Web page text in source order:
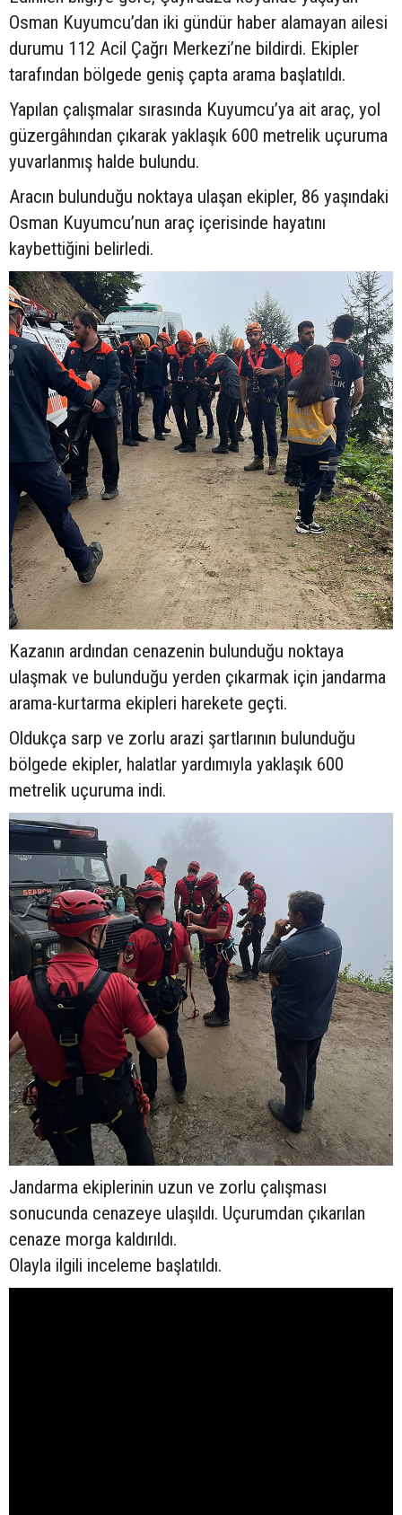
Osman Kuyumcu’dan iki gündür haber alamayan ailesi
durumu 112 Acil Çağrı Merkezi’ne bildirdi. Ekipler
tarafından bölgede geniş çapta arama başlatıldı.
Yapılan çalışmalar sırasında Kuyumcu’ya ait araç, yol
güzergâhından çıkarak yaklaşık 600 metrelik uçuruma
yuvarlanmış halde bulundu.
Aracın bulunduğu noktaya ulaşan ekipler, 86 yaşındaki
Osman Kuyumcu’nun araç içerisinde hayatını
kaybettiğini belirledi.
Kazanın ardından cenazenin bulunduğu noktaya
ulaşmak ve bulunduğu yerden çıkarmak için jandarma
arama-kurtarma ekipleri harekete geçti.
Oldukça sarp ve zorlu arazi şartlarının bulunduğu
bölgede ekipler, halatlar yardımıyla yaklaşık 600
metrelik uçuruma indi.
Jandarma ekiplerinin uzun ve zorlu çalışması
sonucunda cenazeye ulaşıldı. Uçurumdan çıkarılan
cenaze morga kaldırıldı.
Olayla ilgili inceleme başlatıldı.